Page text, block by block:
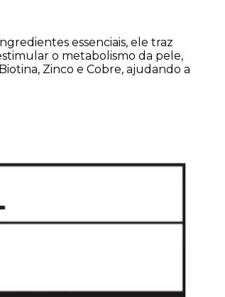
essenciais, ele traz
o metabolismo da pele,
Zinco e Cobre, ajudando a